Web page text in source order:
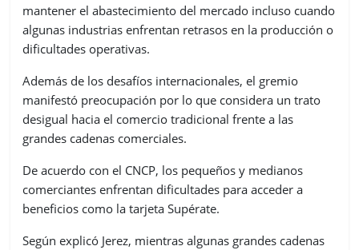
mantener el abastecimiento del mercado incluso cuando
algunas industrias enfrentan retrasos en la producción o
dificultades operativas.
Además de los desafíos internacionales, el gremio
manifestó preocupación por lo que considera un trato
desigual hacia el comercio tradicional frente a las
grandes cadenas comerciales.
De acuerdo con el CNCP, los pequeños y medianos
comerciantes enfrentan dificultades para acceder a
beneficios como la tarjeta Supérate.
Según explicó Jerez, mientras algunas grandes cadenas